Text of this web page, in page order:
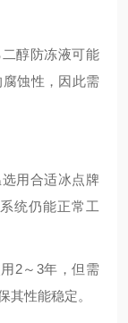
醇防冻液可能
蚀性，因此需
用合适冰点牌
统仍能正常工
2～3年，但需
其性能稳定。